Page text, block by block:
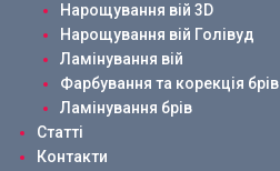
Нарощування вій 3D
Нарощування вій Голівуд
Ламінування вій
Фарбування та корекція брів
Ламінування брів
Статті
Контакти